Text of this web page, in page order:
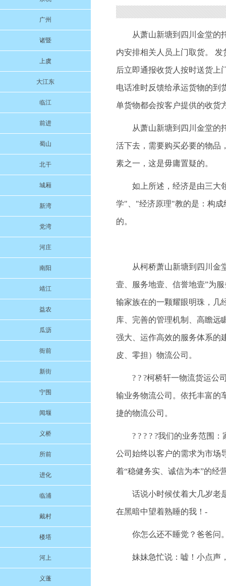
广州
诸暨
上虞
大江东
临江
前进
蜀山
北干
城厢
新湾
党湾
河庄
南阳
靖江
益农
瓜沥
衙前
新街
宁围
闻堰
义桥
所前
进化
临浦
戴村
楼塔
河上
义蓬
从萧山新塘到四川金堂的
内安排相关人员上门取货。
后立即通报收货人按时送货上
电话准时反馈给承运货物的到
单货物都会按客户提供的收货
从萧山新塘到四川金堂的
活下去，需要购买必要的物品
素之一，这是毋庸置疑的。
如上所述，经济是由三大
学"、"经济原理"教的是：构
的。
从柯桥萧山新塘到四川金
壹、服务地壹、信誉地壹”为
输家族在的一颗耀眼明珠，几
库、完善的管理机制、高瞻远
强大、运作高效的服务体系的
皮、零担）物流公司。
? ? ?柯桥轩一物流货运公
输业务物流公司。依托丰富的
捷的物流公司。
? ? ? ? ?我们的业务范围
公司始终以客户的需求为市场
着“稳健务实、诚信为本”的经
话说小时候仗着大几岁老
在黑暗中望着熟睡的我！-
你怎么还不睡觉？爸爸问
妹妹急忙说：嘘！小点声